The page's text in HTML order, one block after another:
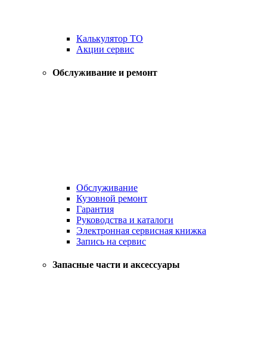
Калькулятор ТО
Акции сервис
Обслуживание и ремонт
Обслуживание
Кузовной ремонт
Гарантия
Руководства и каталоги
Электронная сервисная книжка
Запись на сервис
Запасные части и аксессуары